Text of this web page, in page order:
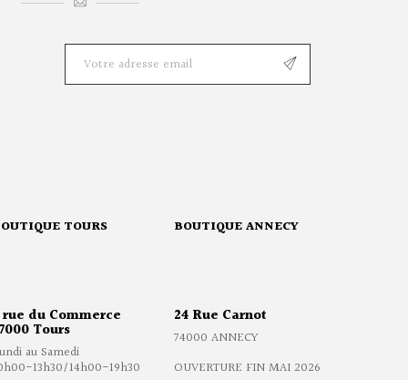
TOURS
rue du Commerce
Tours
au Samedi
13h30/14h00-19h30
BOUTIQUE ANNECY
24 Rue Carnot
74000 ANNECY
OUVERTURE FIN MAI 2026